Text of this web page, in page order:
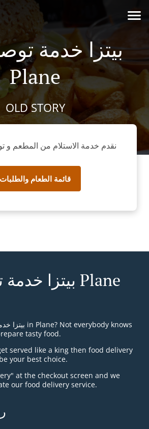
بيتزا خدمة
Plane
OLD STORY
نقدم خدمة الاستلام من المطعم و
قائمة الطعام والطلبات
بيتزا خدمة توصيل في Plane
tasty food.
served like a king then food delivery
your best choice.
at the checkout screen and we
our food delivery service.